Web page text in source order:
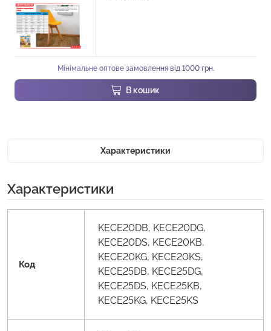
Мінімальне оптове замовлення від 1000 грн.
В кошик
Характеристики
Характеристики
Код
KECE20DB, KECE20DG,
KECE20DS, KECE20KB,
KECE20KG, KECE20KS,
KECE25DB, KECE25DG,
KECE25DS, KECE25KB,
KECE25KG, KECE25KS